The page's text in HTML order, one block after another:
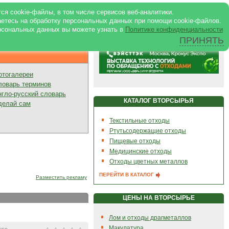
cookie-файлы, в том числе сервисов веб-аналитики.
на обработку персональных данных при помощи cookie-файлов.
данных вы можете узнать в Политике конфиденциальности
ПРИНЯТЬ
|Реклама в журнале |
терминов
русский словарь
сам
Разместить рекламу
КАТАЛОГ ВТОРСЫРЬЯ
Текстильные отходы
Ртутьсодержащие отходы
Пищевые отходы
Медицинские отходы
Отходы цветных металлов
ПЕРЕЙТИ В КАТАЛОГ
ЦЕНЫ НА ВТОРСЫРЬЕ
Лом и отходы драгметаллов